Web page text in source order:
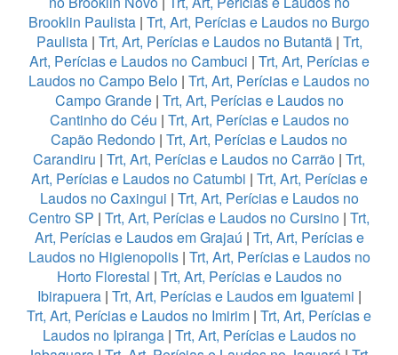
Brooklin Paulista | Trt, Art, Perícias e Laudos no Burgo
Paulista| Trt, Art, Perícias e Laudos no Butantã| Trt,
Art, Perícias e Laudos no Cambuci | Trt, Art, Perícias e
Laudos no Campo Belo | Trt, Art, Perícias e Laudos no
Campo Grande| Trt, Art, Perícias e Laudos no
Cantinho do Céu | Trt, Art, Perícias e Laudos no
Capão Redondo | Trt, Art, Perícias e Laudos no
Carandiru | Trt, Art, Perícias e Laudos no Carrão | Trt,
Art, Perícias e Laudos no Catumbi | Trt, Art, Perícias e
Laudos no Caxingui | Trt, Art, Perícias e Laudos no
Centro SP | Trt, Art, Perícias e Laudos no Cursino | Trt,
Art, Perícias e Laudos em Grajaú | Trt, Art, Perícias e
Laudos no Higienopolis| Trt, Art, Perícias e Laudos no
Horto Florestal | Trt, Art, Perícias e Laudos no
Ibirapuera| Trt, Art, Perícias e Laudos em Iguatemi |
Trt, Art, Perícias e Laudos no Imirim | Trt, Art, Perícias e
Laudos no Ipiranga| Trt, Art, Perícias e Laudos no